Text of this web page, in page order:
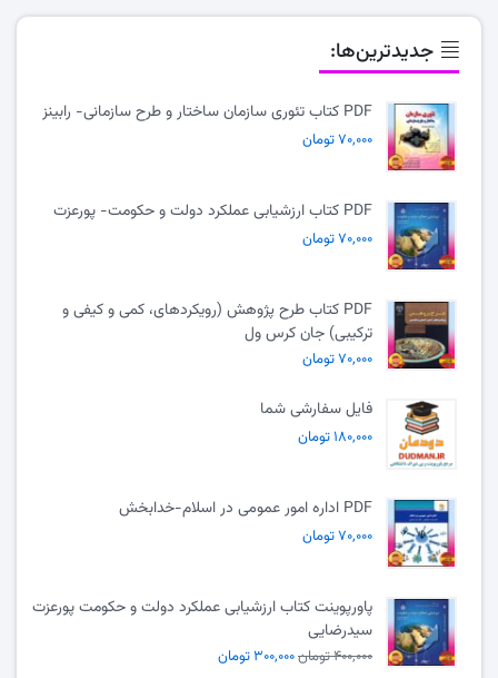
جدیدترین‌ها:
PDF کتاب تئوری سازمان ساختار و طرح سازمانی- رابینز
۷۰,۰۰۰ تومان
PDF کتاب ارزشیابی عملکرد دولت و حکومت- پورعزت
۷۰,۰۰۰ تومان
PDF کتاب طرح پژوهش (رویکردهای، کمی و کیفی و
ترکیبی) جان کرس ول
۷۰,۰۰۰ تومان
فایل سفارشی شما
۱۸۰,۰۰۰ تومان
PDF اداره امور عمومی در اسلام-خدابخش
۷۰,۰۰۰ تومان
پاورپوینت کتاب ارزشیابی عملکرد دولت و حکومت پورعزت
سیدرضایی
۴۰۰,۰۰۰ تومان ۳۰۰,۰۰۰ تومان